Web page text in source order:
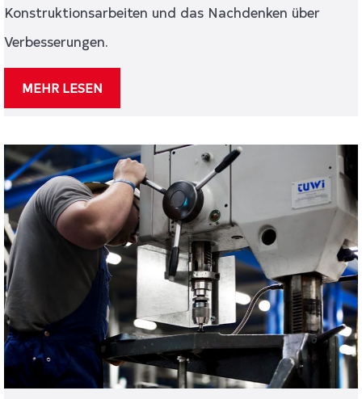
Konstruktionsarbeiten und das Nachdenken über
Verbesserungen.
MEHR LESEN